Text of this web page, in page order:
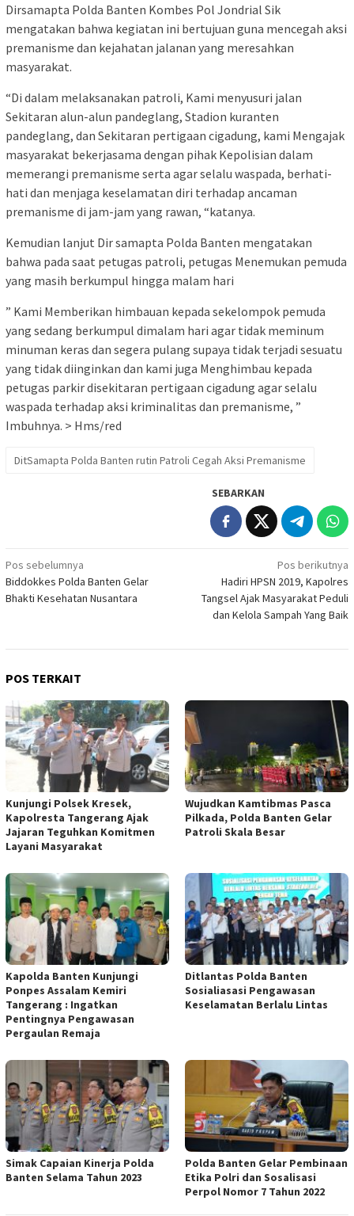
Dirsamapta Polda Banten Kombes Pol Jondrial Sik
mengatakan bahwa kegiatan ini bertujuan guna mencegah aksi
premanisme dan kejahatan jalanan yang meresahkan
masyarakat.
“Di dalam melaksanakan patroli, Kami menyusuri jalan
Sekitaran alun-alun pandeglang, Stadion kuranten
pandeglang, dan Sekitaran pertigaan cigadung, kami Mengajak
masyarakat bekerjasama dengan pihak Kepolisian dalam
memerangi premanisme serta agar selalu waspada, berhati-
hati dan menjaga keselamatan diri terhadap ancaman
premanisme di jam-jam yang rawan, “katanya.
Kemudian lanjut Dir samapta Polda Banten mengatakan
bahwa pada saat petugas patroli, petugas Menemukan pemuda
yang masih berkumpul hingga malam hari
” Kami Memberikan himbauan kepada sekelompok pemuda
yang sedang berkumpul dimalam hari agar tidak meminum
minuman keras dan segera pulang supaya tidak terjadi sesuatu
yang tidak diinginkan dan kami juga Menghimbau kepada
petugas parkir disekitaran pertigaan cigadung agar selalu
waspada terhadap aksi kriminalitas dan premanisme, ”
Imbuhnya. > Hms/red
DitSamapta Polda Banten rutin Patroli Cegah Aksi Premanisme
SEBARKAN
Navigasi
pos
Pos sebelumnya
Biddokkes Polda Banten Gelar
Bhakti Kesehatan Nusantara
Pos berikutnya
Hadiri HPSN 2019, Kapolres
Tangsel Ajak Masyarakat Peduli
dan Kelola Sampah Yang Baik
POS TERKAIT
Kunjungi Polsek Kresek,
Kapolresta Tangerang Ajak
Jajaran Teguhkan Komitmen
Layani Masyarakat
Wujudkan Kamtibmas Pasca
Pilkada, Polda Banten Gelar
Patroli Skala Besar
Kapolda Banten Kunjungi
Ponpes Assalam Kemiri
Tangerang : Ingatkan
Pentingnya Pengawasan
Pergaulan Remaja
Ditlantas Polda Banten
Sosialiasasi Pengawasan
Keselamatan Berlalu Lintas
Simak Capaian Kinerja Polda
Banten Selama Tahun 2023
Polda Banten Gelar Pembinaan
Etika Polri dan Sosalisasi
Perpol Nomor 7 Tahun 2022